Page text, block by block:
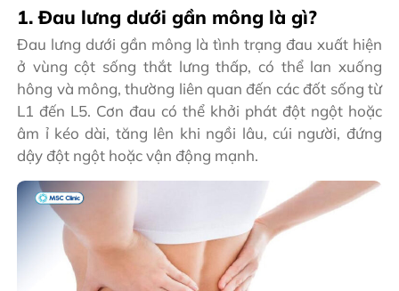
1. Đau lưng dưới gần mông là gì?
Đau lưng dưới gần mông là tình trạng đau xuất hiện
ở vùng cột sống thắt lưng thấp, có thể lan xuống
hông và mông, thường liên quan đến các đốt sống từ
L1 đến L5. Cơn đau có thể khởi phát đột ngột hoặc
âm ỉ kéo dài, tăng lên khi ngồi lâu, cúi người, đứng
dậy đột ngột hoặc vận động mạnh.